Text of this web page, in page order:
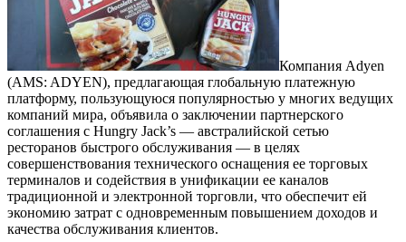
Компания Adyen
(AMS: ADYEN), предлагающая глобальную платежную
платформу, пользующуюся популярностью у многих ведущих
компаний мира, объявила о заключении партнерского
соглашения с Hungry Jack’s — австралийской сетью
ресторанов быстрого обслуживания — в целях
совершенствования технического оснащения ее торговых
терминалов и содействия в унификации ее каналов
традиционной и электронной торговли, что обеспечит ей
экономию затрат с одновременным повышением доходов и
качества обслуживания клиентов.